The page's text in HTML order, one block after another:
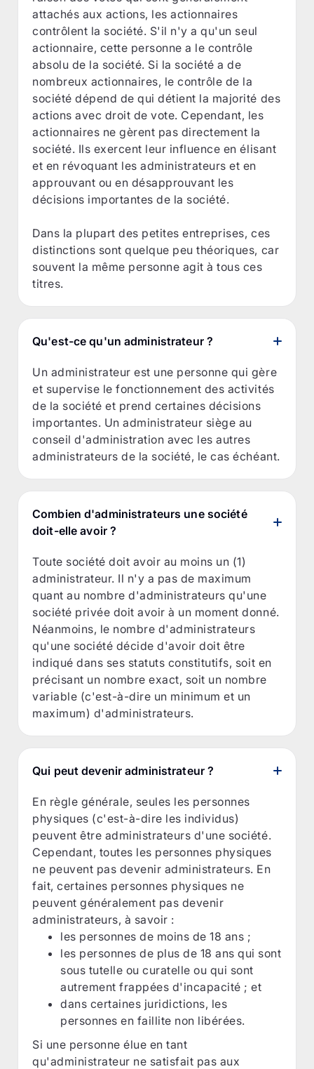
attachés aux actions, les actionnaires
contrôlent la société. S'il n'y a qu'un seul
actionnaire, cette personne a le contrôle
absolu de la société. Si la société a de
nombreux actionnaires, le contrôle de la
société dépend de qui détient la majorité des
actions avec droit de vote. Cependant, les
actionnaires ne gèrent pas directement la
société. Ils exercent leur influence en élisant
et en révoquant les administrateurs et en
approuvant ou en désapprouvant les
décisions importantes de la société.
Dans la plupart des petites entreprises, ces
distinctions sont quelque peu théoriques, car
souvent la même personne agit à tous ces
titres.
Qu'est-ce qu'un administrateur ?
Un administrateur est une personne qui gère
et supervise le fonctionnement des activités
de la société et prend certaines décisions
importantes. Un administrateur siège au
conseil d'administration avec les autres
administrateurs de la société, le cas échéant.
Combien d'administrateurs une société
doit-elle avoir ?
Toute société doit avoir au moins un (1)
administrateur. Il n'y a pas de maximum
quant au nombre d'administrateurs qu'une
société privée doit avoir à un moment donné.
Néanmoins, le nombre d'administrateurs
qu'une société décide d'avoir doit être
indiqué dans ses statuts constitutifs, soit en
précisant un nombre exact, soit un nombre
variable (c'est-à-dire un minimum et un
maximum) d'administrateurs.
Qui peut devenir administrateur ?
En règle générale, seules les personnes
physiques (c'est-à-dire les individus)
peuvent être administrateurs d'une société.
Cependant, toutes les personnes physiques
ne peuvent pas devenir administrateurs. En
fait, certaines personnes physiques ne
peuvent généralement pas devenir
administrateurs, à savoir :
les personnes de moins de 18 ans ;
les personnes de plus de 18 ans qui sont
sous tutelle ou curatelle ou qui sont
autrement frappées d'incapacité ; et
dans certaines juridictions, les
personnes en faillite non libérées.
Si une personne élue en tant
qu'administrateur ne satisfait pas aux